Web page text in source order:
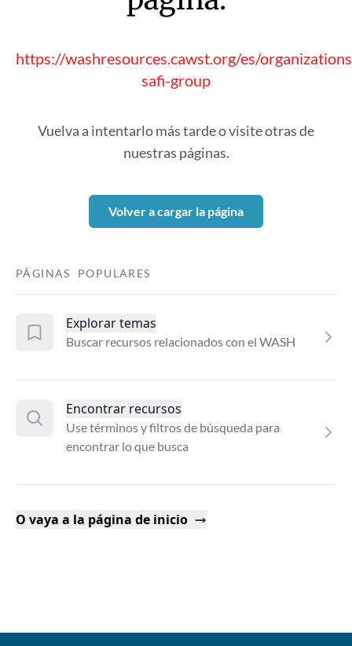
https://washresources.cawst.org/es/
safi-group
Vuelva a intentarlo más tarde o visite otras de
nuestras páginas.
Volver a cargar la página
PÁGINAS POPULARES
Explorar temas
Buscar recursos relacionados con el WASH
Encontrar recursos
Use términos y filtros de búsqueda para
encontrar lo que busca
O vaya a la página de inicio